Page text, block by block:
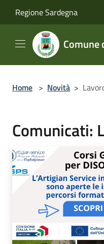
Regione Sardegna
Comune
Home > Novità >
Comunicati: